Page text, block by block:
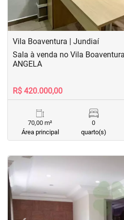
Vila Boaventura | Jundiaí
Sala à venda no Vila
ANGELA
R$ 420.000,00
70,00 m²
Área principal
0
quarto(s)
<< <